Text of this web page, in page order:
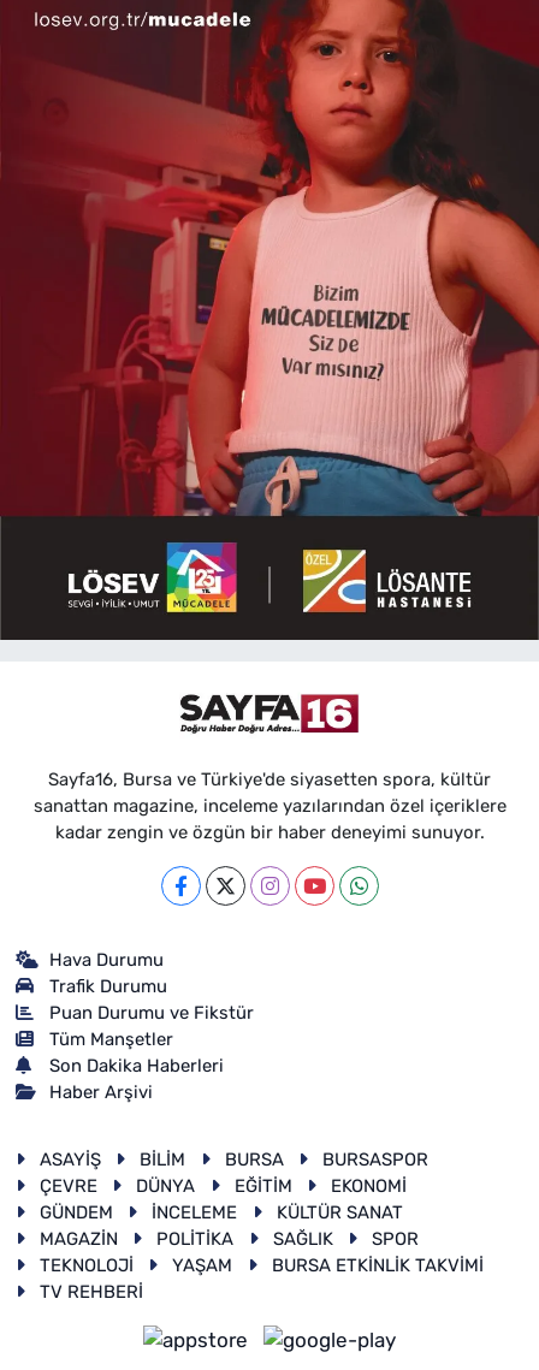
Sayfa16, Bursa ve Türkiye'de siyasetten spora, kültür
sanattan magazine, inceleme yazılarından özel içeriklere
kadar zengin ve özgün bir haber deneyimi sunuyor.
Hava Durumu
Trafik Durumu
Puan Durumu ve Fikstür
Tüm Manşetler
Son Dakika Haberleri
Haber Arşivi
ASAYİŞ BİLİM BURSA
BURSASPOR
ÇEVRE
DÜNYA EĞİTİM
EKONOMİ
GÜNDEM
İNCELEME
KÜLTÜR SANAT
MAGAZİN
POLİTİKA SAĞLIK
SPOR
TEKNOLOJİ
YAŞAM
BURSA ETKİNLİK TAKVİMİ
TV REHBERİ